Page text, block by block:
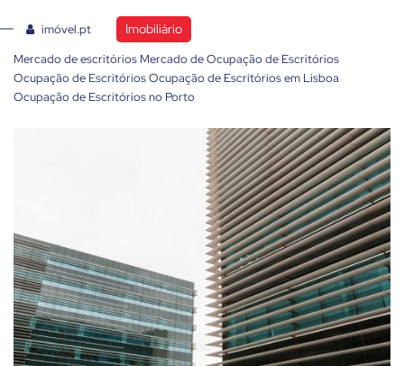
imóvel.pt Imobiliário
Mercado de escritórios Mercado de Ocupação de Escritórios
Ocupação de EscritóriosOcupação de Escritórios em Lisboa
Ocupação de Escritórios no Porto